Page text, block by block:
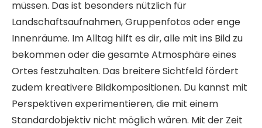
müssen. Das ist besonders nützlich für
Landschaftsaufnahmen, Gruppenfotos oder enge
Innenräume. Im Alltag hilft es dir, alle mit ins Bild zu
bekommen oder die gesamte Atmosphäre eines
Ortes festzuhalten. Das breitere Sichtfeld fördert
zudem kreativere Bildkompositionen. Du kannst mit
Perspektiven experimentieren, die mit einem
Standardobjektiv nicht möglich wären. Mit der Zeit